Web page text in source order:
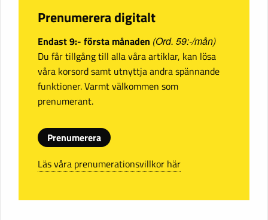
Prenumerera digitalt
Endast 9:- första månaden (Ord. 59:-/mån)
Du får tillgång till alla våra artiklar, kan lösa
våra korsord samt utnyttja andra spännande
funktioner. Varmt välkommen som
prenumerant.
Prenumerera
Läs våra prenumerationsvillkor här